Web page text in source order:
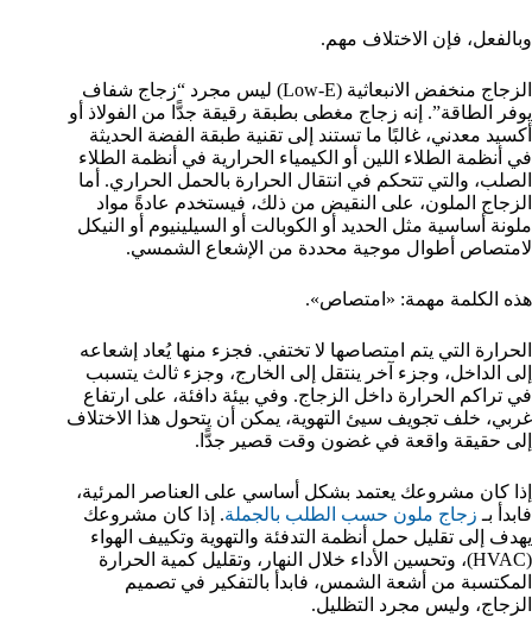
وبالفعل، فإن الاختلاف مهم.
الزجاج منخفض الانبعاثية (Low-E) ليس مجرد “زجاج شفاف
يوفر الطاقة”. إنه زجاج مغطى بطبقة رقيقة جدًّا من الفولاذ أو
أكسيد معدني، غالبًا ما تستند إلى تقنية طبقة الفضة الحديثة
في أنظمة الطلاء اللين أو الكيمياء الحرارية في أنظمة الطلاء
الصلب، والتي تتحكم في انتقال الحرارة بالحمل الحراري. أما
الزجاج الملون، على النقيض من ذلك، فيستخدم عادةً مواد
ملونة أساسية مثل الحديد أو الكوبالت أو السيلينيوم أو النيكل
لامتصاص أطوال موجية محددة من الإشعاع الشمسي.
هذه الكلمة مهمة: «امتصاص».
الحرارة التي يتم امتصاصها لا تختفي. فجزء منها يُعاد إشعاعه
إلى الداخل، وجزء آخر ينتقل إلى الخارج، وجزء ثالث يتسبب
في تراكم الحرارة داخل الزجاج. وفي بيئة دافئة، على ارتفاع
غربي، خلف تجويف سيئ التهوية، يمكن أن يتحول هذا الاختلاف
إلى حقيقة واقعة في غضون وقت قصير جدًّا.
إذا كان مشروعك يعتمد بشكل أساسي على العناصر المرئية،
فابدأ بـ زجاج ملون حسب الطلب بالجملة. إذا كان مشروعك
يهدف إلى تقليل حمل أنظمة التدفئة والتهوية وتكييف الهواء
(HVAC)، وتحسين الأداء خلال النهار، وتقليل كمية الحرارة
المكتسبة من أشعة الشمس، فابدأ بالتفكير في تصميم
الزجاج، وليس مجرد التظليل.